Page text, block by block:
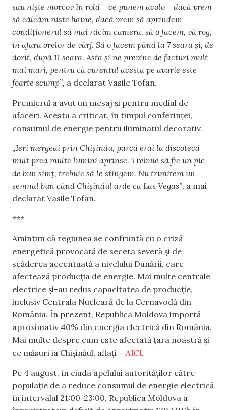
sau niște morcov în rolă – ce punem acolo – dacă vrem
să călcăm niște haine, dacă vrem să aprindem
condiționerul să mai răcim camera, să o facem, vă rog,
în afara orelor de vârf. Să o facem până la 7 seara și, de
dorit, după 11 seara. Asta și ne previne de facturi mult
mai mari, pentru că curentul acesta pe avarie este
foarte scump”, a declarat Vasile Tofan.
Premierul a avut un mesaj și pentru mediul de
afaceri. Acesta a criticat, în timpul conferinței,
consumul de energie pentru iluminatul decorativ.
„Ieri mergeai prin Chișinău, parcă erai la discotecă –
mult prea multe lumini aprinse. Trebuie să fie un pic
de bun simț, trebuie să le stingem. Nu trimitem un
semnal bun când Chișinăul arde ca Las Vegas”, a mai
declarat Vasile Tofan.
***
Amintim că regiunea se confruntă cu o criză
energetică provocată de seceta severă și de
scăderea accentuată a nivelului Dunării, care
afectează producția de energie. Mai multe centrale
electrice și-au redus capacitatea de producție,
inclusiv Centrala Nucleară de la Cernavodă din
România. În prezent, Republica Moldova importă
aproximativ 40% din energia electrică din România.
Mai multe despre cum este afectată țara noastră și
ce măsuri ia Chișinăul, aflați – AICI.
Pe 4 august, în ciuda apelului autorităților către
populație de a reduce consumul de energie electrică
în intervalul 21:00-23:00, Republica Moldova a